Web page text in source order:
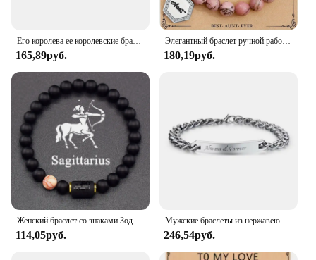
165,89руб.
Элегантный браслет ручной работы из бисера для тети из натурального камня, идеальный подарок на день рождения или Пасху с карточкой
180,19руб.
114,05руб.
Мужские браслеты из нержавеющей стали с гравировкой «Always Forever»
246,54руб.